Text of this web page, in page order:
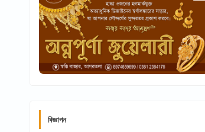
বিজ্ঞাপন